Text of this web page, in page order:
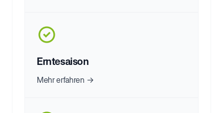
Erntesaison
Mehr erfahren →